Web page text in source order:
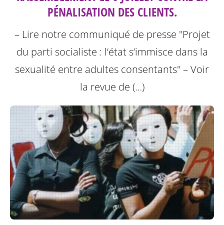
PÉNALISATION DES CLIENTS.
– Lire notre communiqué de presse "Projet
du parti socialiste : l’état s’immisce dans la
sexualité entre adultes consentants" – Voir
la revue de (…)